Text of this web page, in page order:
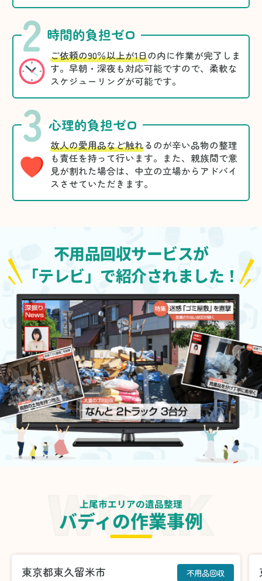
2 時間的負担ゼロ
ご依頼の90％以上が1日の内に作業が完了しま
す。早朝・深夜も対応可能ですので、柔軟な
スケジューリングが可能です。
3 心理的負担ゼロ
故人の愛用品など触れるのが辛い品物の整理
も責任を持って行います。また、親族間で意
見が割れた場合は、中立の立場からアドバイ
スさせていただきます。
不用品回収サービスが
「テレビ」で紹介されました！
上尾市エリアの遺品整理
バディの作業事例
東京都東久留米市
不用品回収